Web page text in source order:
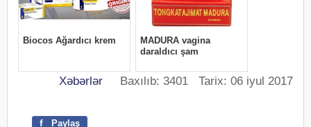
Xəbərlər Baxılıb: 3401 Tarix: 06 iyul 2017
f Paylaş